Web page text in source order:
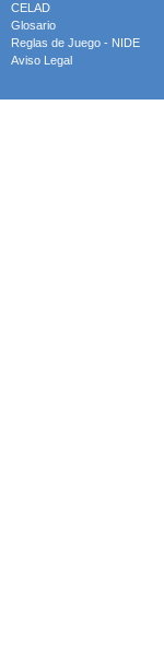
CELAD
Glosario
Reglas de Juego - NIDE
Aviso Legal